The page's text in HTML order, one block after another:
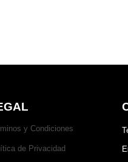
y Condiciones
de Privacidad